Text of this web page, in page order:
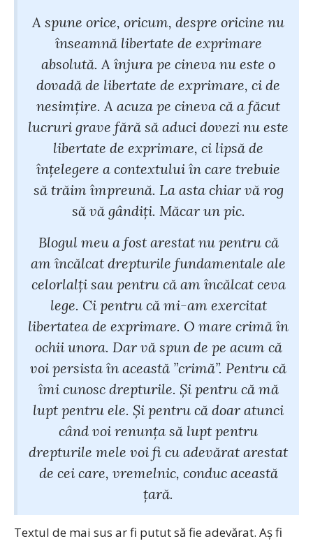
A spune orice, oricum, despre oricine nu
înseamnă libertate de exprimare
absolută. A înjura pe cineva nu este o
dovadă de libertate de exprimare, ci de
nesimțire. A acuza pe cineva că a făcut
lucruri grave fără să aduci dovezi nu este
libertate de exprimare, ci lipsă de
înțelegere a contextului în care trebuie
să trăim împreună. La asta chiar vă rog
să vă gândiți. Măcar un pic.
Blogul meu a fost arestat nu pentru că
am încălcat drepturile fundamentale ale
celorlalți sau pentru că am încălcat ceva
lege. Ci pentru că mi-am exercitat
libertatea de exprimare. O mare crimă în
ochii unora. Dar vă spun de pe acum că
voi persista în această ”crimă”. Pentru că
îmi cunosc drepturile. Și pentru că mă
lupt pentru ele. Și pentru că doar atunci
când voi renunța să lupt pentru
drepturile mele voi fi cu adevărat arestat
de cei care, vremelnic, conduc această
țară.
Textul de mai sus ar fi putut să fie adevărat. Aș fi